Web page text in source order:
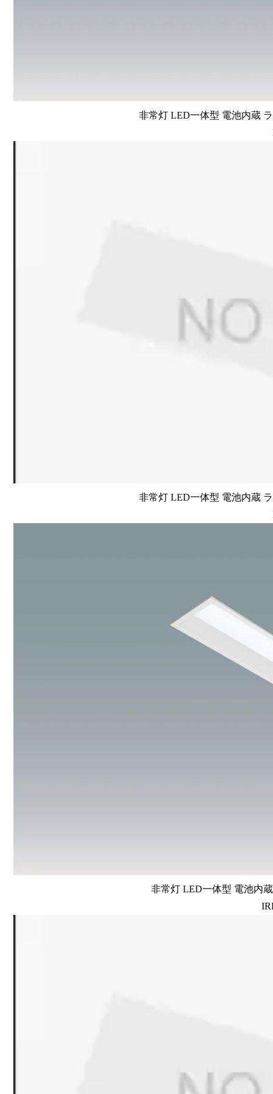
非常灯 LED一体型 電池内蔵
非常灯 LED一体型 電池内蔵
非常灯 LED一体型 電池内